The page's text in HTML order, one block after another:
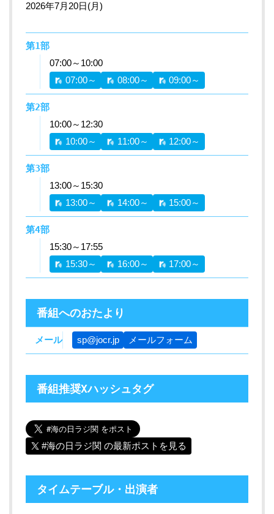
2026年7月20日(月)
第1部
07:00～10:00
07:00～
08:00～ 09:00～
第2部
10:00～12:30
10:00～
11:00～ 12:00～
第3部
13:00～15:30
13:00～
14:00～ 15:00～
第4部
15:30～17:55
15:30～
16:00～ 17:00～
番組へのおたより
メール sp@jocr.jp メールフォーム
番組推奨Xハッシュタグ
#海の日ラジ関 の最新ポストを見る
タイムテーブル・出演者